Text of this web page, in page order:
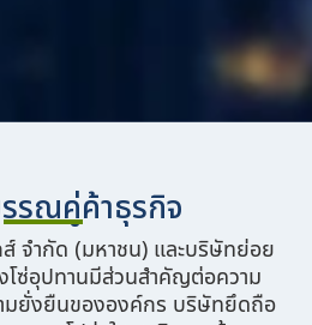
รณคู่ค้าธุรกิจ
จำกัด (มหาชน) และบริษัทย่อย
โซ่อุปทานมีส่วนสำคัญต่อความ
ามยั่งยืนขององค์กร บริษัทยึดถือ